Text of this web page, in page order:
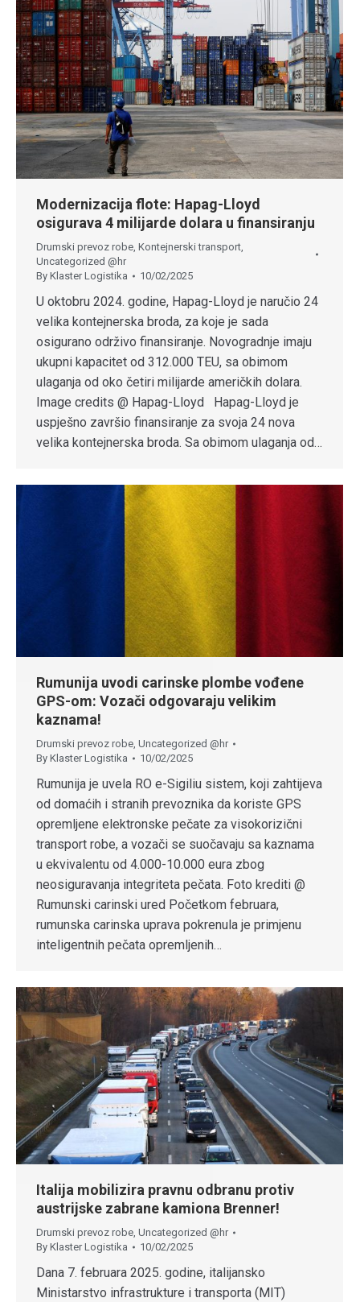
Modernizacija flote: Hapag-Lloyd
osigurava 4 milijarde dolara u finansiranju
Drumski prevoz robe Kontejnerski transport
Uncategorized @hr
By Klaster Logistika 10/02/2025
U oktobru 2024. godine, Hapag-Lloyd je naručio 24
velika kontejnerska broda, za koje je sada
osigurano održivo finansiranje. Novogradnje imaju
ukupni kapacitet od 312.000 TEU, sa obimom
ulaganja od oko četiri milijarde američkih dolara.
Image credits @ Hapag-Lloyd Hapag-Lloyd je
uspješno završio finansiranje za svoja 24 nova
velika kontejnerska broda. Sa obimom ulaganja od…
Rumunija uvodi carinske plombe vođene
GPS-om: Vozači odgovaraju velikim
kaznama!
Drumski prevoz robe Uncategorized @hr
By Klaster Logistika 10/02/2025
Rumunija je uvela RO e-Sigiliu sistem, koji zahtijeva
od domaćih i stranih prevoznika da koriste GPS
opremljene elektronske pečate za visokorizični
transport robe, a vozači se suočavaju sa kaznama
u ekvivalentu od 4.000-10.000 eura zbog
neosiguravanja integriteta pečata. Foto krediti @
Rumunski carinski ured Početkom februara,
rumunska carinska uprava pokrenula je primjenu
inteligentnih pečata opremljenih…
Italija mobilizira pravnu odbranu protiv
austrijske zabrane kamiona Brenner!
Drumski prevoz robe, Uncategorized @hr
By Klaster Logistika 10/02/2025
Dana 7. februara 2025. godine, italijansko
Ministarstvo infrastrukture i transporta (MIT)